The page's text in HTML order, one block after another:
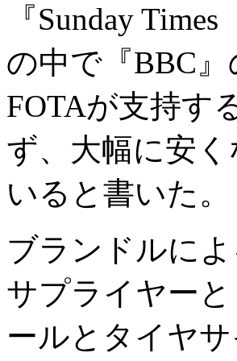
『Sunday
の中で『BBC
FOTAが支持す
ず、大幅に安
いると書いた。
ブランドルに
サプライヤー
ールとタイヤ